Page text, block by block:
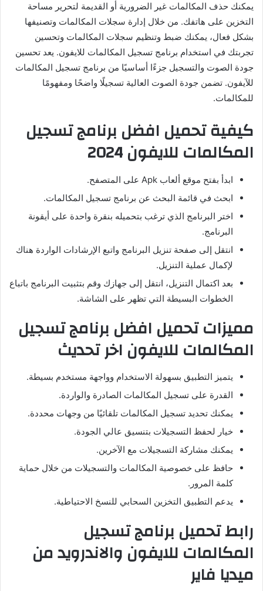
يمكنك حذف المكالمات غير الضرورية أو القديمة لتحرير مساحة
التخزين على هاتفك. من خلال إدارة سجلات المكالمات وتصنيفها
بشكل فعال، يمكنك ضبط وتنظيم سجلات المكالمات وتحسين
تجربتك في استخدام برنامج تسجيل المكالمات للايفون. يعد تحسين
جودة الصوت والتسجيل جزءًا أساسيًا من برنامج تسجيل المكالمات
للآيفون. تضمن جودة الصوت العالية تسجيلًا واضحًا ومفهومًا
للمكالمات.
كيفية تحميل افضل برنامج تسجيل
المكالمات للايفون 2024
ابدأ بفتح موقع ألعاب Apk على المتصفح.
ابحث في قائمة البحث عن برنامج تسجيل المكالمات.
اختر البرنامج الذي ترغب بتحميله بنقرة واحدة على أيقونة
البرنامج.
انتقل إلى صفحة تنزيل البرنامج واتبع الإرشادات الواردة هناك
لإكمال عملية التنزيل.
بعد اكتمال التنزيل، انتقل إلى جهازك وقم بتثبيت البرنامج باتباع
الخطوات البسيطة التي تظهر على الشاشة.
مميزات تحميل افضل برنامج تسجيل
المكالمات للايفون اخر تحديث
يتميز التطبيق بسهولة الاستخدام وواجهة مستخدم بسيطة.
القدرة على تسجيل المكالمات الصادرة والواردة.
يمكنك تحديد تسجيل المكالمات تلقائيًا من وجهات محددة.
خيار لحفظ التسجيلات بتنسيق عالي الجودة.
يمكنك مشاركة التسجيلات مع الآخرين.
حافظ على خصوصية المكالمات والتسجيلات من خلال حماية
كلمة المرور.
يدعم التطبيق التخزين السحابي للنسخ الاحتياطية.
رابط تحميل برنامج تسجيل
المكالمات للايفون والاندرويد من
ميديا ​​فاير